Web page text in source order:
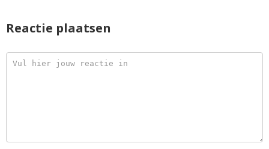
Reactie plaatsen